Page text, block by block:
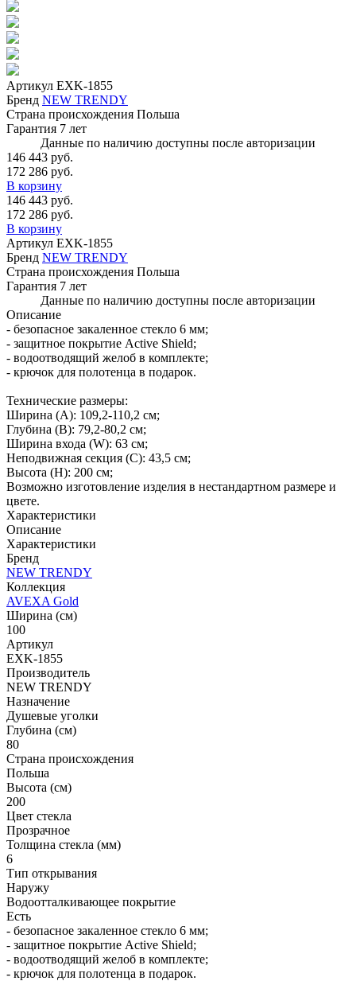
Артикул EXK-1855
Бренд NEW TRENDY
Страна происхождения Польша
Гарантия 7 лет
Данные по наличию доступны после авторизации
146 443 руб.
172 286 руб.
В корзину
146 443 руб.
172 286 руб.
В корзину
Артикул EXK-1855
Бренд NEW TRENDY
Страна происхождения Польша
Гарантия 7 лет
Данные по наличию доступны после авторизации
Описание
- безопасное закаленное стекло 6 мм;
- защитное покрытие Active Shield;
- водоотводящий желоб в комплекте;
- крючок для полотенца в подарок.
Технические размеры:
Ширина (A): 109,2-110,2 см;
Глубина (B): 79,2-80,2 см;
Ширина входа (W): 63 см;
Неподвижная секция (С): 43,5 см;
Высота (H): 200 см;
Возможно изготовление изделия в нестандартном размере и
цвете.
Характеристики
Описание
Характеристики
Бренд
NEW TRENDY
Коллекция
AVEXA Gold
Ширина (см)
100
Артикул
EXK-1855
Производитель
NEW TRENDY
Назначение
Душевые уголки
Глубина (см)
80
Страна происхождения
Польша
Высота (см)
200
Цвет стекла
Прозрачное
Толщина стекла (мм)
6
Тип открывания
Наружу
Водоотталкивающее покрытие
Есть
- безопасное закаленное стекло 6 мм;
- защитное покрытие Active Shield;
- водоотводящий желоб в комплекте;
- крючок для полотенца в подарок.